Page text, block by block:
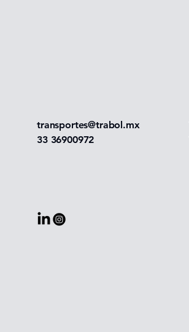
transportes@trabol.mx
33 36900972